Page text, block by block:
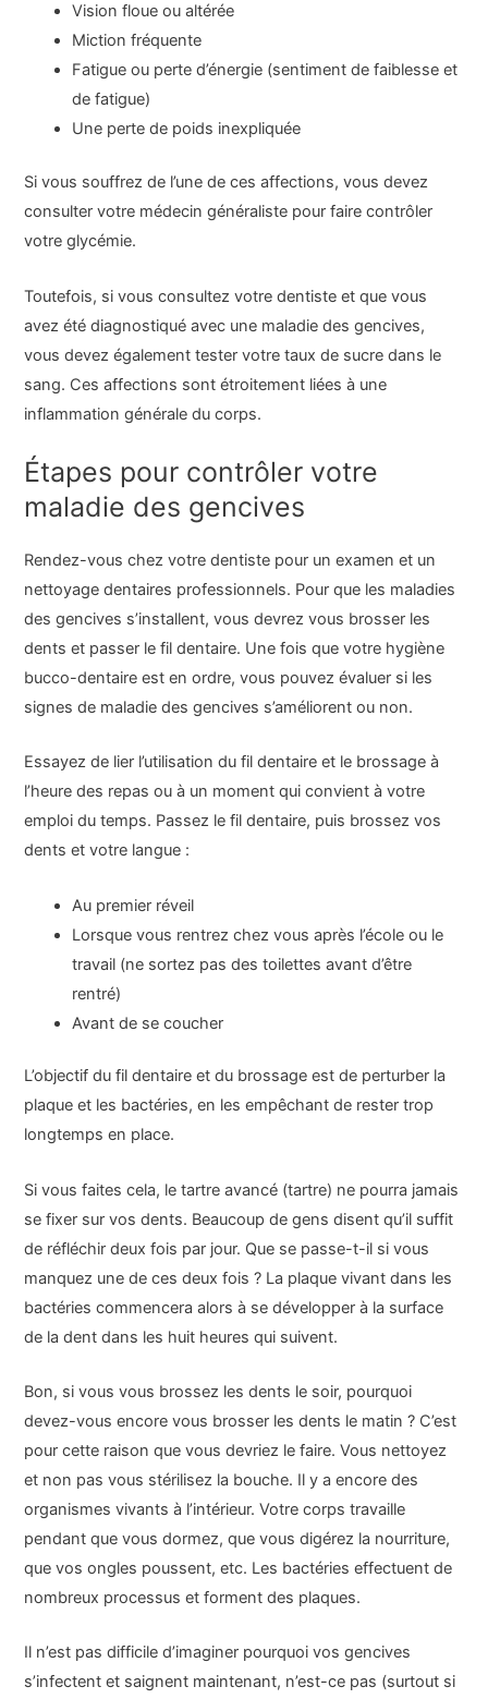
Vision floue ou altérée
Miction fréquente
Fatigue ou perte d’énergie (sentiment de faiblesse et
de fatigue)
Une perte de poids inexpliquée
Si vous souffrez de l’une de ces affections, vous devez
consulter votre médecin généraliste pour faire contrôler
votre glycémie.
Toutefois, si vous consultez votre dentiste et que vous
avez été diagnostiqué avec une maladie des gencives,
vous devez également tester votre taux de sucre dans le
sang. Ces affections sont étroitement liées à une
inflammation générale du corps.
Étapes pour contrôler votre
maladie des gencives
Rendez-vous chez votre dentiste pour un examen et un
nettoyage dentaires professionnels. Pour que les maladies
des gencives s’installent, vous devrez vous brosser les
dents et passer le fil dentaire. Une fois que votre hygiène
bucco-dentaire est en ordre, vous pouvez évaluer si les
signes de maladie des gencives s’améliorent ou non.
Essayez de lier l’utilisation du fil dentaire et le brossage à
l’heure des repas ou à un moment qui convient à votre
emploi du temps. Passez le fil dentaire, puis brossez vos
dents et votre langue :
Au premier réveil
Lorsque vous rentrez chez vous après l’école ou le
travail (ne sortez pas des toilettes avant d’être
rentré)
Avant de se coucher
L’objectif du fil dentaire et du brossage est de perturber la
plaque et les bactéries, en les empêchant de rester trop
longtemps en place.
Si vous faites cela, le tartre avancé (tartre) ne pourra jamais
se fixer sur vos dents. Beaucoup de gens disent qu’il suffit
de réfléchir deux fois par jour. Que se passe-t-il si vous
manquez une de ces deux fois ? La plaque vivant dans les
bactéries commencera alors à se développer à la surface
de la dent dans les huit heures qui suivent.
Bon, si vous vous brossez les dents le soir, pourquoi
devez-vous encore vous brosser les dents le matin ? C’est
pour cette raison que vous devriez le faire. Vous nettoyez
et non pas vous stérilisez la bouche. Il y a encore des
organismes vivants à l’intérieur. Votre corps travaille
pendant que vous dormez, que vous digérez la nourriture,
que vos ongles poussent, etc. Les bactéries effectuent de
nombreux processus et forment des plaques.
Il n’est pas difficile d’imaginer pourquoi vos gencives
s’infectent et saignent maintenant, n’est-ce pas (surtout si